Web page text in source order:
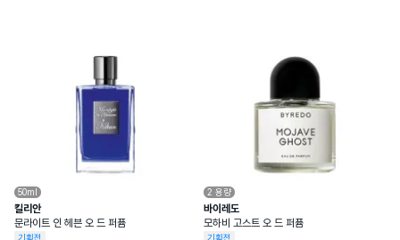
50ml
킬리안
문라이트 인 헤븐 오 드 퍼퓸
기획전
2 용량
바이레도
모하비 고스트 오 드 퍼퓸
기획전